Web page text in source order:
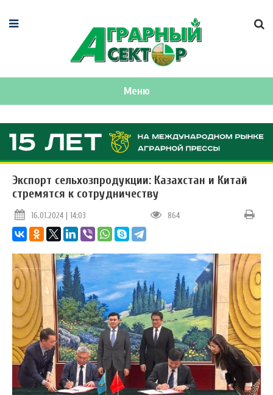
Меню
Экспорт сельхозпродукции: Казахстан и Китай
стремятся к сотрудничеству
16.01.2024 | 14:03 864